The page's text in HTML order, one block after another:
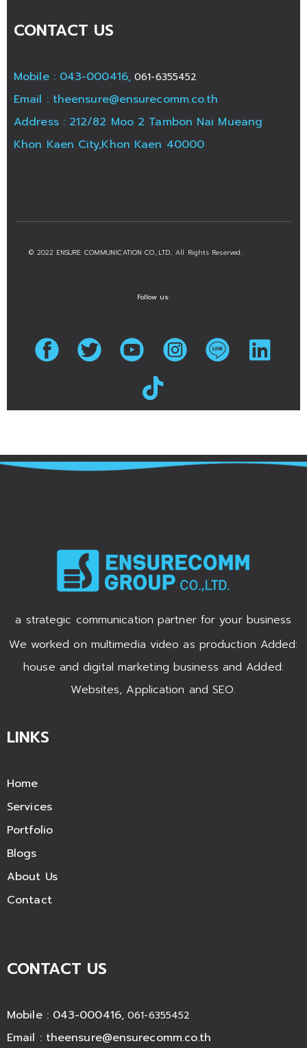
CONTACT US
Mobile : 043-000416, 061-6355452
Email : theensure@ensurecomm.co.th
Address : 212/82 Moo 2 Tambon Nai Mueang
Khon Kaen City,Khon Kaen 40000
© 2022 ENSURE COMMUNICATION CO.,LTD.. All Rights Reserved.
Follow us:
a strategic communication partner for your business
We worked on multimedia video as production Added:
house and digital marketing business and Added:
Websites, Application and SEO.
LINKS
Home
Services
Portfolio
Blogs
About Us
Contact
CONTACT US
Mobile : 043-000416, 061-6355452
Email : theensure@ensurecomm.co.th